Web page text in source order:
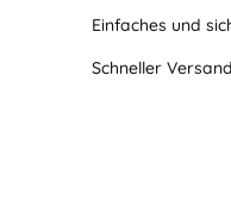
Einfaches und
Schneller Versand